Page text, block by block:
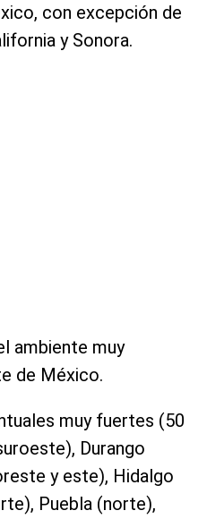
con excepción de
y Sonora.
ambiente muy
de México.
muy fuertes (50
Durango
y este), Hidalgo
Puebla (norte),